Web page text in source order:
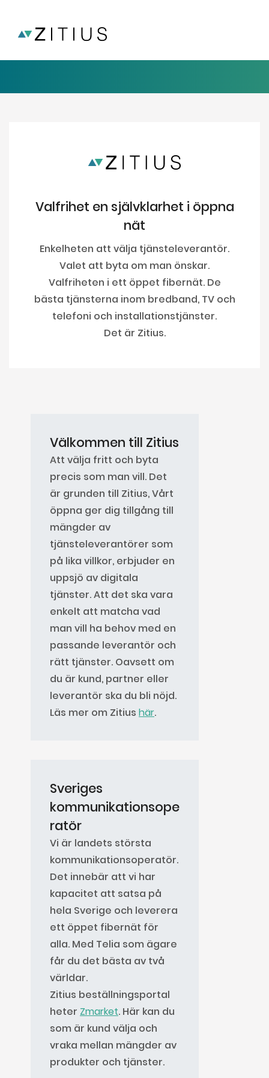
Valfrihet en självklarhet i öppna
nät
Enkelheten att välja tjänsteleverantör.
Valet att byta om man önskar.
Valfriheten i ett öppet fibernät. De
bästa tjänsterna inom bredband, TV och
telefoni och installationstjänster.
Det är Zitius.
Välkommen till Zitius
Att välja fritt och byta
precis som man vill. Det
är grunden till Zitius, Vårt
öppna ger dig tillgång till
mängder av
tjänsteleverantörer som
på lika villkor, erbjuder en
uppsjö av digitala
tjänster. Att det ska vara
enkelt att matcha vad
man vill ha behov med en
passande leverantör och
rätt tjänster. Oavsett om
du är kund, partner eller
leverantör ska du bli nöjd.
Läs mer om Zitius här.
Sveriges
kommunikationsope
ratör
Vi är landets största
kommunikationsoperatör.
Det innebär att vi har
kapacitet att satsa på
hela Sverige och leverera
ett öppet fibernät för
alla. Med Telia som ägare
får du det bästa av två
världar.
Zitius beställningsportal
heter Zmarket. Här kan du
som är kund välja och
vraka mellan mängder av
produkter och tjänster.